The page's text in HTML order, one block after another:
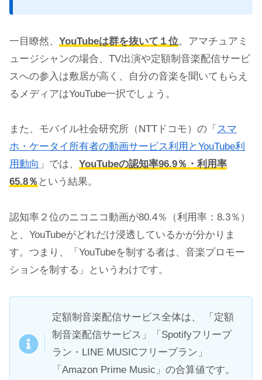
一目瞭然、 YouTubeは群を抜いて１位。アマチュアミ
ュージシャンの場合、TV出演や定額制音楽配信サービ
スへの参入は敷居が高く、自分の音楽を聞いてもらえ
るメディアはYouTube一択でしょう。
また、モバイル社会研究所（NTTドコモ）の「 スマ
ホ・ケータイ所有者の動画サービス利用とYouTube利
用動向 」では、 YouTubeの認知率96.9％・利用率
65.8％ という結果。
認知率２位のニコニコ動画が80.4％（利用率：8.3％）
と、YouTubeがどれだけ浸透しているかが分かりま
す。つまり、「YouTubeを制する者は、音楽プロモー
ションを制する」というわけです。
定額制音楽配信サービス全体は、 「定額
制音楽配信サービス」「Spotifyフリープ
ラン・LINE MUSICフリープラン」
「Amazon Prime Music」の合算値です。